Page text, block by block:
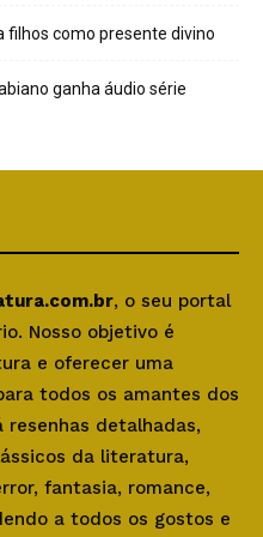
filhos como presente divino
ganha áudio série
, o seu portal
Nosso objetivo é
e oferecer uma
todos os amantes dos
resenhas detalhadas,
da literatura,
fantasia, romance,
a todos os gostos e